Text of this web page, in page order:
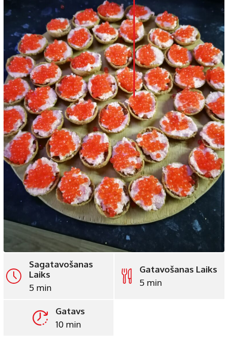
LinkedIn
Whatsapp
Pinterest
Print
Sagatavošanas
Laiks
5 min
Gatavošanas Laiks
5 min
Gatavs
10 min